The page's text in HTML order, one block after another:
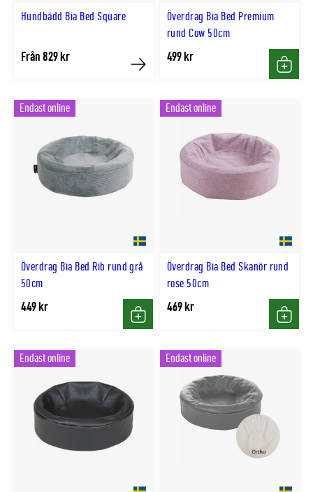
Hundbädd Bia Bed Square
Från 829 kr
Köp
Överdrag Bia Bed Premium
rund Cow 50cm
499 kr
Köp
Överdrag Bia Bed Rib rund grå
50cm
Endast online
449 kr
Köp
Överdrag Bia Bed Skanör rund
rose 50cm
Endast online
469 kr
Köp
Endast online Endast online